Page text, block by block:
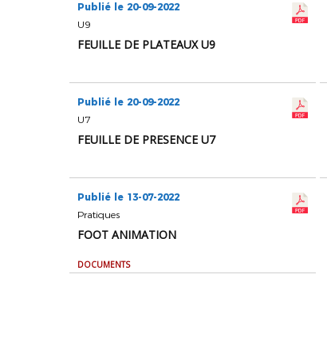
Publié le 20-09-2022
U9
FEUILLE DE PLATEAUX U9
Publié le 20-09-2022
U7
FEUILLE DE PRESENCE U7
Publié le 13-07-2022
Pratiques
FOOT ANIMATION
DOCUMENTS